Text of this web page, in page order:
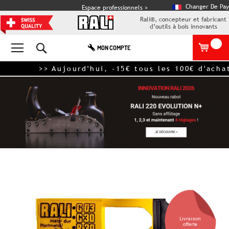
Espace professionnels >
Changer De
Rali®, concepteur et fabricant
d’outils à bois innovants
MON COMPTE
>> Aujourd'hui, -15€ tous les 100€ d'achat
Livraison
offerte